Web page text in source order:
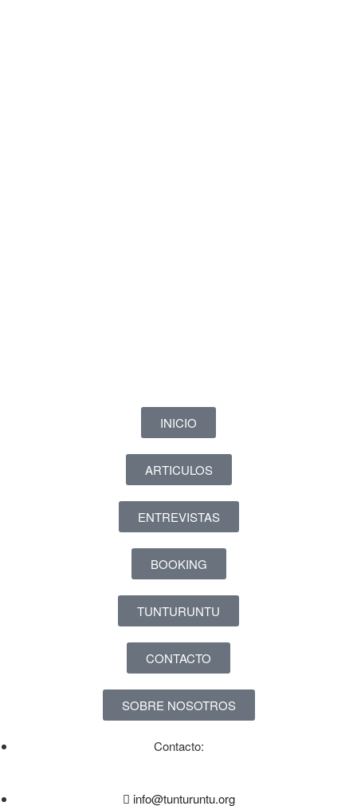
INICIO
ARTICULOS
ENTREVISTAS
BOOKING
TUNTURUNTU
CONTACTO
SOBRE NOSOTROS
Contacto:
info@tunturuntu.org